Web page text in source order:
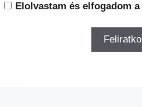
Elolvastam és elfogadom a